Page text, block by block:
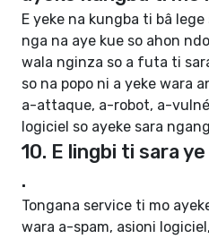
E yeke na kungba ti bâ
nga na aye kue so ahon
wala nginza so a futa ti
so na popo ni a yeke wara
a-attaque, a-robot, a-
logiciel so ayeke sara
10. E lingbi ti sara
.
Tongana service ti mo
wara a-spam, asioni